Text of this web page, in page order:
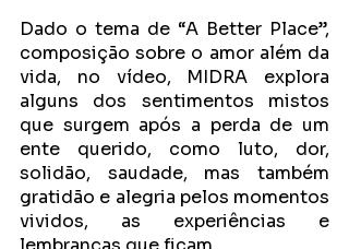
Dado o tema de “A Better Place”,
composição sobre o amor além da
vida, no vídeo, MIDRA explora
alguns dos sentimentos mistos
que surgem após a perda de um
ente querido, como luto, dor,
solidão, saudade, mas também
gratidão e alegria pelos momentos
vividos, as experiências e